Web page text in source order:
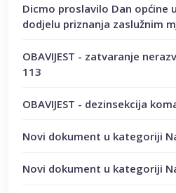
Dicmo proslavilo Dan općine
dodjelu priznanja zaslužnim
OBAVIJEST - zatvaranje
113
OBAVIJEST - dezinsekcija
Novi dokument u kategoriji
Novi dokument u kategoriji